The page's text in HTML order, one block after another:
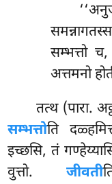
सम्भत्तो
अत्तमनो
तत्थ (पारा.
सम्भत्तोति
इच्छसि, तं
वुत्तो.जीवती